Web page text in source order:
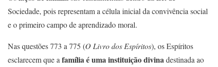
Sociedade, pois representam a célula inicial da convivência social
e o primeiro campo de aprendizado moral.
Nas questões 773 a 775 (O Livro dos Espíritos), os Espíritos
esclarecem que a família é uma instituição divinadestinada ao